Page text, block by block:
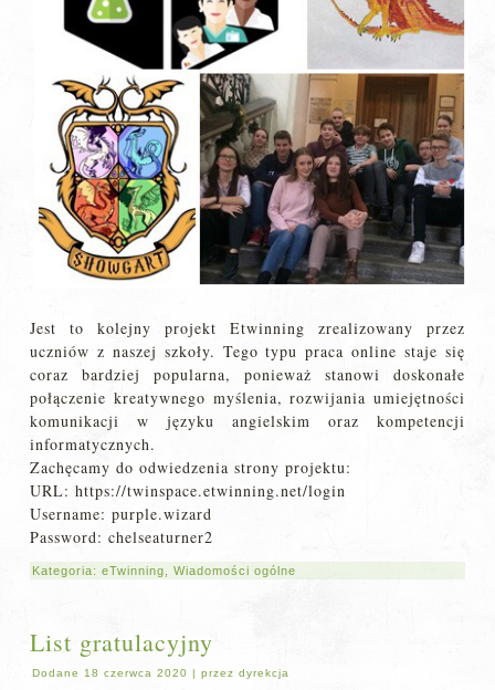
Jest to kolejny projekt Etwinning zrealizowany przez
uczniów z naszej szkoły. Tego typu praca online staje się
coraz bardziej popularna, ponieważ stanowi doskonałe
połączenie kreatywnego myślenia, rozwijania umiejętności
komunikacji w języku angielskim oraz kompetencji
informatycznych.
Zachęcamy do odwiedzenia strony projektu:
URL: https://twinspace.etwinning.net/login
Username: purple.wizard
Password: chelseaturner2
Kategoria:eTwinning ,Wiadomości ogólne
List gratulacyjny
Dodane 18 czerwca 2020 |przez dyrekcja